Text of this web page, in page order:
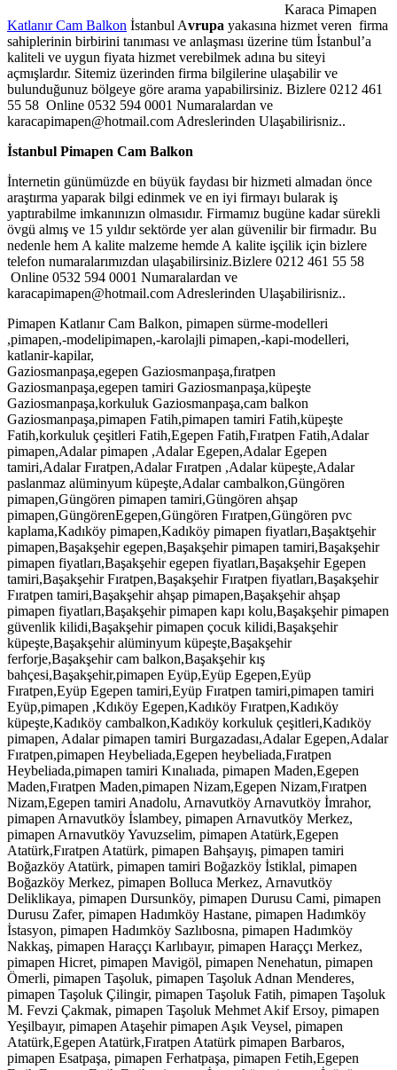
Karaca Pimapen
Katlanır Cam Balkon İstanbul Avrupa yakasına hizmet veren firma
sahiplerinin birbirini tanıması ve anlaşması üzerine tüm İstanbul’a
kaliteli ve uygun fiyata hizmet verebilmek adına bu siteyi
açmışlardır. Sitemiz üzerinden firma bilgilerine ulaşabilir ve
bulunduğunuz bölgeye göre arama yapabilirsiniz. Bizlere 0212 461
55 58 Online 0532 594 0001 Numaralardan ve
karacapimapen@hotmail.com Adreslerinden Ulaşabilirisniz..
İstanbul Pimapen Cam Balkon
İnternetin günümüzde en büyük faydası bir hizmeti almadan önce
araştırma yaparak bilgi edinmek ve en iyi firmayı bularak iş
yaptırabilme imkanınızın olmasıdır. Firmamız bugüne kadar sürekli
övgü almış ve 15 yıldır sektörde yer alan güvenilir bir firmadır. Bu
nedenle hem A kalite malzeme hemde A kalite işçilik için bizlere
telefon numaralarımızdan ulaşabilirsiniz.Bizlere 0212 461 55 58
Online 0532 594 0001 Numaralardan ve
karacapimapen@hotmail.com Adreslerinden Ulaşabilirisniz..
Pimapen Katlanır Cam Balkon, pimapen sürme-modelleri
,pimapen,-modelipimapen,-karolajli pimapen,-kapi-modelleri,
katlanir-kapilar,
Gaziosmanpaşa,egepen Gaziosmanpaşa,fıratpen
Gaziosmanpaşa,egepen tamiri Gaziosmanpaşa,küpeşte
Gaziosmanpaşa,korkuluk Gaziosmanpaşa,cam balkon
Gaziosmanpaşa,pimapen Fatih,pimapen tamiri Fatih,küpeşte
Fatih,korkuluk çeşitleri Fatih,Egepen Fatih,Fıratpen Fatih,Adalar
pimapen,Adalar pimapen ,Adalar Egepen,Adalar Egepen
tamiri,Adalar Fıratpen,Adalar Fıratpen ,Adalar küpeşte,Adalar
paslanmaz alüminyum küpeşte,Adalar cambalkon,Güngören
pimapen,Güngören pimapen tamiri,Güngören ahşap
pimapen,GüngörenEgepen,Güngören Fıratpen,Güngören pvc
kaplama,Kadıköy pimapen,Kadıköy pimapen fiyatları,Başaktşehir
pimapen,Başakşehir egepen,Başakşehir pimapen tamiri,Başakşehir
pimapen fiyatları,Başakşehir egepen fiyatları,Başakşehir Egepen
tamiri,Başakşehir Fıratpen,Başakşehir Fıratpen fiyatları,Başakşehir
Fıratpen tamiri,Başakşehir ahşap pimapen,Başakşehir ahşap
pimapen fiyatları,Başakşehir pimapen kapı kolu,Başakşehir pimapen
güvenlik kilidi,Başakşehir pimapen çocuk kilidi,Başakşehir
küpeşte,Başakşehir alüminyum küpeşte,Başakşehir
ferforje,Başakşehir cam balkon,Başakşehir kış
bahçesi,Başakşehir,pimapen Eyüp,Eyüp Egepen,Eyüp
Fıratpen,Eyüp Egepen tamiri,Eyüp Fıratpen tamiri,pimapen tamiri
Eyüp,pimapen ,Kdıköy Egepen,Kadıköy Fıratpen,Kadıköy
küpeşte,Kadıköy cambalkon,Kadıköy korkuluk çeşitleri,Kadıköy
pimapen, Adalar pimapen tamiri Burgazadası,Adalar Egepen,Adalar
Fıratpen,pimapen Heybeliada,Egepen heybeliada,Fıratpen
Heybeliada,pimapen tamiri Kınalıada, pimapen Maden,Egepen
Maden,Fıratpen Maden,pimapen Nizam,Egepen Nizam,Fıratpen
Nizam,Egepen tamiri Anadolu, Arnavutköy Arnavutköy İmrahor,
pimapen Arnavutköy İslambey, pimapen Arnavutköy Merkez,
pimapen Arnavutköy Yavuzselim, pimapen Atatürk,Egepen
Atatürk,Fıratpen Atatürk, pimapen Bahşayış, pimapen tamiri
Boğazköy Atatürk, pimapen tamiri Boğazköy İstiklal, pimapen
Boğazköy Merkez, pimapen Bolluca Merkez, Arnavutköy
Deliklikaya, pimapen Dursunköy, pimapen Durusu Cami, pimapen
Durusu Zafer, pimapen Hadımköy Hastane, pimapen Hadımköy
İstasyon, pimapen Hadımköy Sazlıbosna, pimapen Hadımköy
Nakkaş, pimapen Haraççı Karlıbayır, pimapen Haraççı Merkez,
pimapen Hicret, pimapen Mavigöl, pimapen Nenehatun, pimapen
Ömerli, pimapen Taşoluk, pimapen Taşoluk Adnan Menderes,
pimapen Taşoluk Çilingir, pimapen Taşoluk Fatih, pimapen Taşoluk
M. Fevzi Çakmak, pimapen Taşoluk Mehmet Akif Ersoy, pimapen
Yeşilbayır, pimapen Ataşehir pimapen Aşık Veysel, pimapen
Atatürk,Egepen Atatürk,Fıratpen Atatürk pimapen Barbaros,
pimapen Esatpaşa, pimapen Ferhatpaşa, pimapen Fetih,Egepen